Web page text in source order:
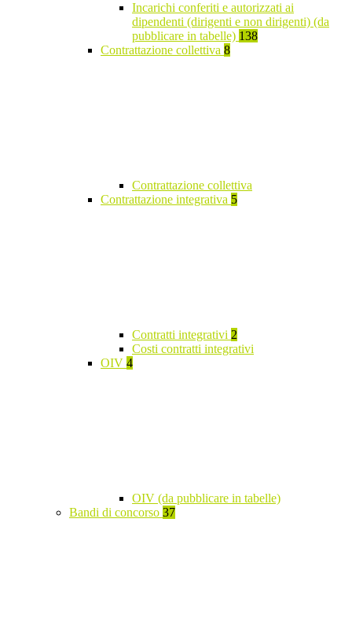
Incarichi conferiti e autorizzati ai
dipendenti (dirigenti e non dirigenti) (da
pubblicare in tabelle) 138
Contrattazione collettiva 8
Contrattazione collettiva
Contrattazione integrativa 5
Contratti integrativi 2
Costi contratti integrativi
OIV 4
OIV (da pubblicare in tabelle)
Bandi di concorso 37